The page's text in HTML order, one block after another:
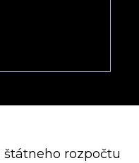
štátneho rozpočtu